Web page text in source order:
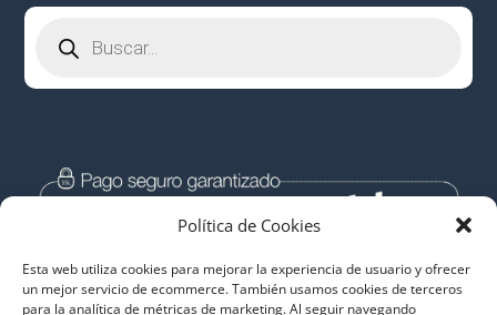
Política de Cookies
Esta web utiliza cookies para mejorar la experiencia de usuario y ofrecer
un mejor servicio de ecommerce. También usamos cookies de terceros
para la analítica de métricas de marketing. Al seguir navegando
productos